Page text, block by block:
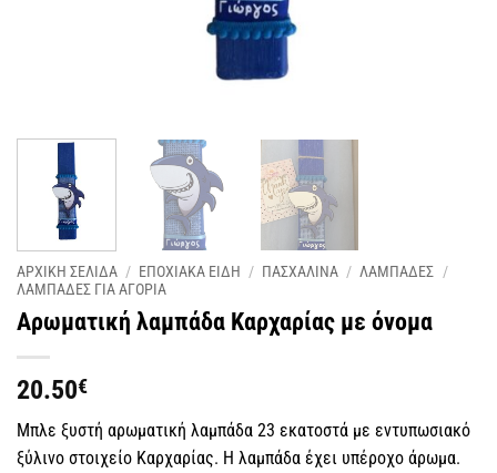
ΑΡΧΙΚΗ ΣΕΛΙΔΑ / ΕΠΟΧΙΑΚΑ ΕΙΔΗ / ΠΑΣΧΑΛΙΝΑ / ΛΑΜΠΑΔΕΣ /
ΛΑΜΠΑΔΕΣ ΓΙΑ ΑΓΟΡΙΑ
Αρωματική λαμπάδα Καρχαρίας με όνομα
20.50€
Μπλε ξυστή αρωματική λαμπάδα 23 εκατοστά με εντυπωσιακό
ξύλινο στοιχείο Καρχαρίας. Η λαμπάδα έχει υπέροχο άρωμα.